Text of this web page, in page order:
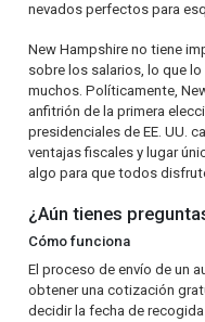
nevados perfectos para
New Hampshire no tiene
sobre los salarios, lo que
muchos. Políticamente,
anfitrión de la primera
presidenciales de EE. UU.
ventajas fiscales y lugar
algo para que todos
¿Aún tienes
Cómo funciona
El proceso de envío de un
obtener una cotización
decidir la fecha de